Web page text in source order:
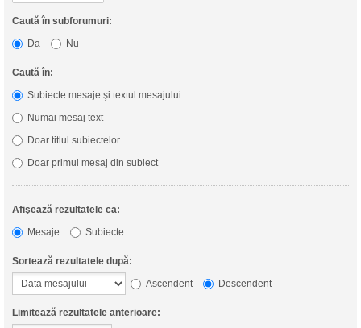
Caută în subforumuri:
Da
Nu
Caută în:
Subiecte mesaje şi textul mesajului
Numai mesaj text
Doar titlul subiectelor
Doar primul mesaj din subiect
Afişează rezultatele ca:
Mesaje
Subiecte
Sortează rezultatele după:
Ascendent
Descendent
Limitează rezultatele anterioare: